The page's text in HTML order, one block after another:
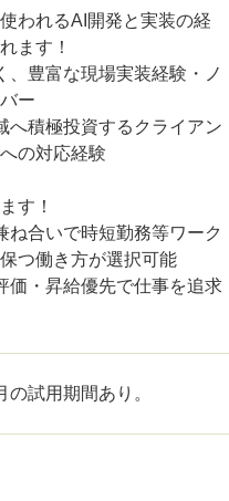
われるAI開発と実装の経
ます！
、豊富な現場実装経験・ノ
ー
へ積極投資するクライアン
の対応経験
す！
ね合いで時短勤務等ワーク
つ働き方が選択可能
価・昇給優先で仕事を追求
試用期間あり。